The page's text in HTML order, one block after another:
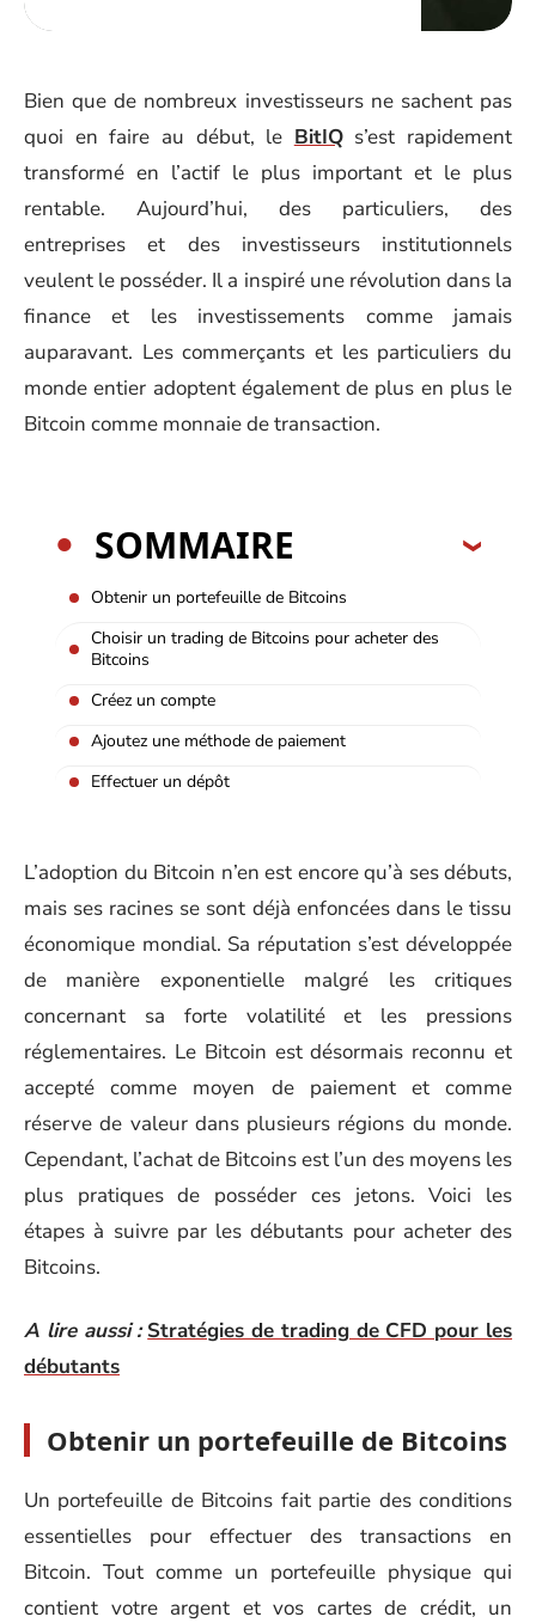
Bien que de nombreux investisseurs ne sachent pas
quoi en faire au début, le BitIQs’est rapidement
transformé en l’actif le plus important et le plus
rentable. Aujourd’hui, des particuliers, des
entreprises et des investisseurs institutionnels
veulent le posséder. Il a inspiré une révolution dans la
finance et les investissements comme jamais
auparavant. Les commerçants et les particuliers du
monde entier adoptent également de plus en plus le
Bitcoin comme monnaie de transaction.
SOMMAIRE
Obtenir un portefeuille de Bitcoins
Choisir un trading de Bitcoins pour acheter des
Bitcoins
Créez un compte
Ajoutez une méthode de paiement
Effectuer un dépôt
L’adoption du Bitcoin n’en est encore qu’à ses débuts,
mais ses racines se sont déjà enfoncées dans le tissu
économique mondial. Sa réputation s’est développée
de manière exponentielle malgré les critiques
concernant sa forte volatilité et les pressions
réglementaires. Le Bitcoin est désormais reconnu et
accepté comme moyen de paiement et comme
réserve de valeur dans plusieurs régions du monde.
Cependant, l’achat de Bitcoins est l’un des moyens les
plus pratiques de posséder ces jetons. Voici les
étapes à suivre par les débutants pour acheter des
Bitcoins.
A lire aussi : Stratégies de trading de CFD pour les
débutants
Obtenir un portefeuille de Bitcoins
Un portefeuille de Bitcoins fait partie des conditions
essentielles pour effectuer des transactions en
Bitcoin. Tout comme un portefeuille physique qui
contient votre argent et vos cartes de crédit, un